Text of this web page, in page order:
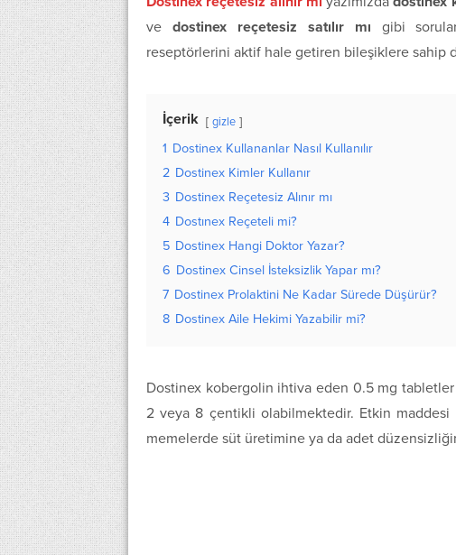
ve dostinex reçetesiz satılır mı gibi
reseptörlerini aktif hale getiren bileşiklere sahip
İçerik gizle
1 Dostinex Kullananlar Nasıl Kullanılır
2 Dostinex Kimler Kullanır
3 Dostinex Reçetesiz Alınır mı
4 Dostınex Reçeteli mi?
5 Dostinex Hangi Doktor Yazar?
6 Dostinex Cinsel İsteksizlik Yapar mı?
7 Dostinex Prolaktini Ne Kadar Sürede Düşürür?
8 Dostinex Aile Hekimi Yazabilir mi?
Dostinex kobergolin ihtiva eden 0.5 mg
2 veya 8 çentikli olabilmektedir. Etkin
memelerde süt üretimine ya da adet